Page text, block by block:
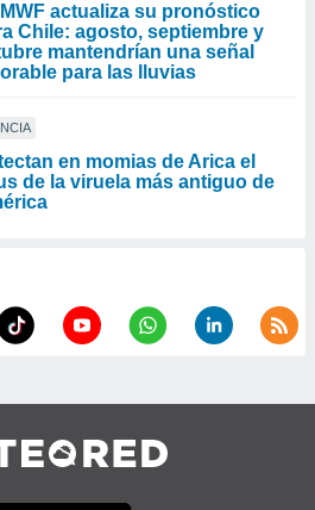
actualiza su pronóstico
Chile: agosto, septiembre y
mantendrían una señal
para las lluvias
en momias de Arica el
de la viruela más antiguo de